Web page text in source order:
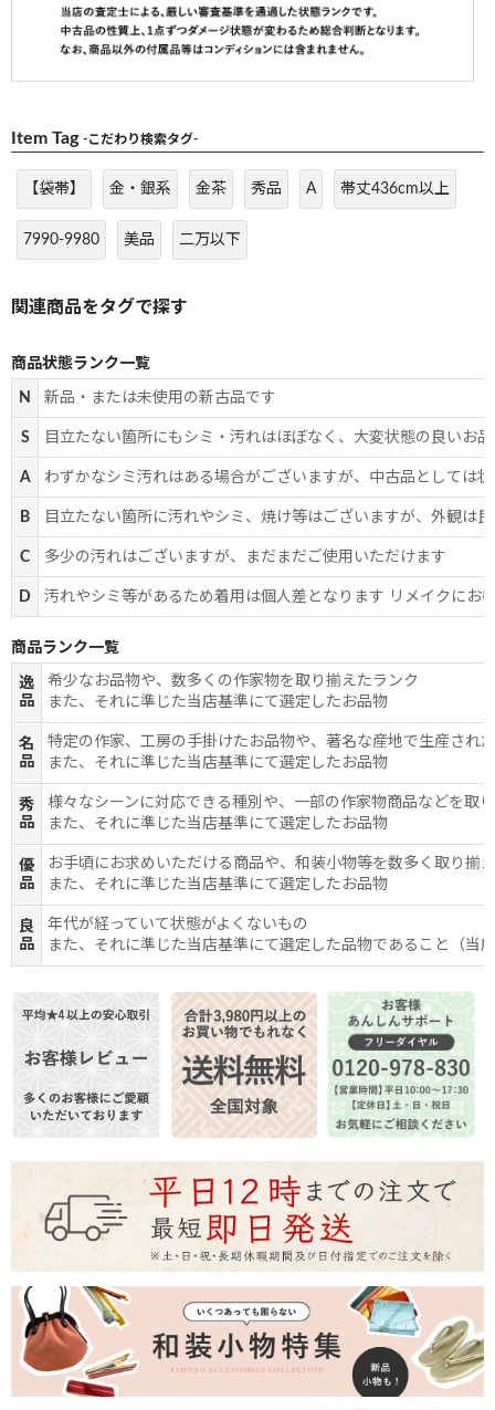
Item Tag -こだわり検索タグ-
【袋帯】 金・銀系 金茶 秀品 A 帯丈436cm以上
7990-9980 美品 二万以下
商品状態ランク一覧
N 新品・または未使用の新古品です
S 目立たない箇所にもシミ・汚れはほぼなく、大変状態の良いお
A わずかなシミ汚れはある場合がございますが、中古品としては
B 目立たない箇所に汚れやシミ、焼け等はございますが、外観は
C 多少の汚れはございますが、まだまだご使用いただけます
D 汚れやシミ等があるため着用は個人差となります リメイクにお
商品ランク一覧
逸
品
希少なお品物や、数多くの作家物を取り揃えたランク
また、それに準じた当店基準にて選定したお品物
名
品
特定の作家、工房の手掛けたお品物や、著名な産地で生産され
また、それに準じた当店基準にて選定したお品物
秀
品
様々なシーンに対応できる種別や、一部の作家物商品などを取
また、それに準じた当店基準にて選定したお品物
優
品
お手頃にお求めいただける商品や、和装小物等を数多く取り揃
また、それに準じた当店基準にて選定したお品物
良
品
年代が経っていて状態がよくないもの
また、それに準じた当店基準にて選定した品物であること（当